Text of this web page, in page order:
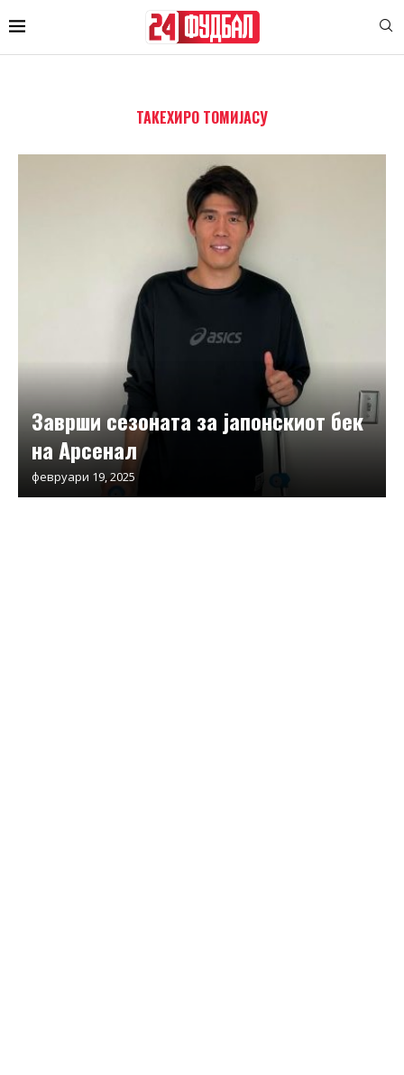
ТАКЕХИРО ТОМИЈАСУ
Заврши сезоната за јапонскиот бек
на Арсенал
февруари 19, 2025